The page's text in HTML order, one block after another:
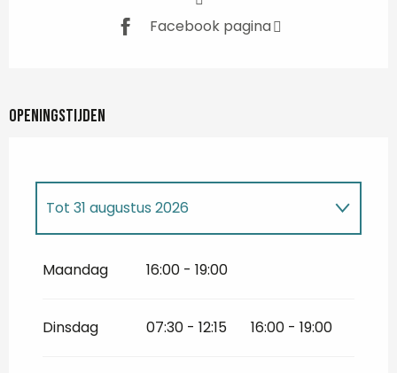
Facebook pagina
Openingstijden
1 januari 2026 tot 30 juni 2026
Tot 31 augustus 2026
september 2026
Maandag 16:00 - 19:00
Dinsdag 07:30 - 12:15 16:00 - 19:00